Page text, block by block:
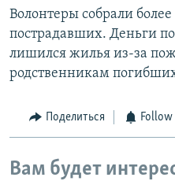
Волонтеры собрали
пострадавших. Деньги
лишился жилья из-за
родственникам
Поделиться Follow
Вам будет